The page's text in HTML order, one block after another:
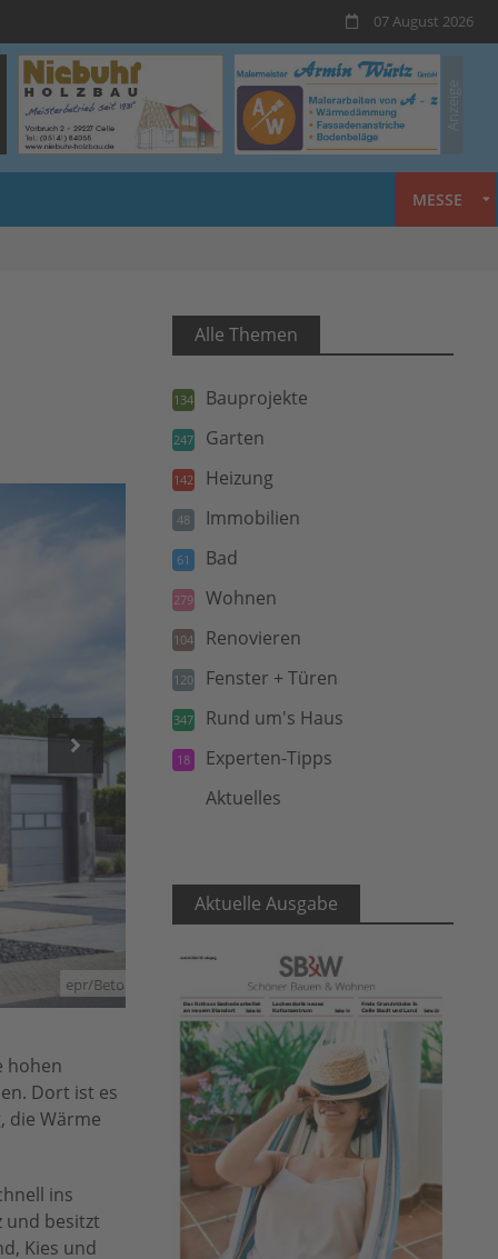
07 August 2026
MESSE
epr/BetonBild
hohen
Dort ist es
die Wärme
ins
und besitzt
Kies und
Alle Themen
134 Bauprojekte
247 Garten
142 Heizung
48 Immobilien
61 Bad
279 Wohnen
104 Renovieren
120 Fenster + Türen
347 Rund um's Haus
18 Experten-Tipps
Aktuelles
Aktuelle Ausgabe